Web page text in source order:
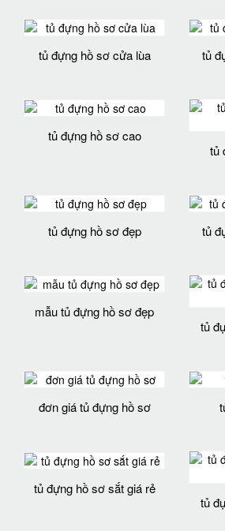
tủ đựng hồ sơ cửa lùa tủ
tủ đựng hồ sơ cao
tủ
tủ đựng hồ sơ đẹp tủ
mẫu tủ đựng hồ sơ đẹp
tủ
đơn giá tủ đựng hồ sơ
tủ đựng hồ sơ sắt giá rẻ
tủ